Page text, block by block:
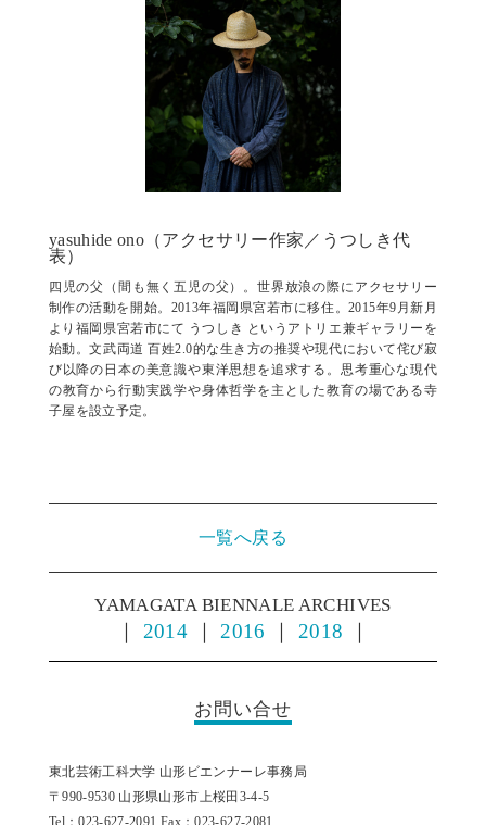
yasuhide ono（アクセサリー作家／うつしき代
表）
四児の父（間も無く五児の父）。世界放浪の際にアクセサリー
制作の活動を開始。2013年福岡県宮若市に移住。2015年9月新月
より福岡県宮若市にて うつしき というアトリエ兼ギャラリーを
始動。文武両道 百姓2.0的な生き方の推奨や現代において侘び寂
び以降の日本の美意識や東洋思想を追求する。思考重心な現代
の教育から行動実践学や身体哲学を主とした教育の場である寺
子屋を設立予定。
一覧へ戻る
YAMAGATA BIENNALE ARCHIVES
2014 2016 2018
お問い合せ
東北芸術工科大学 山形ビエンナーレ事務局
〒990-9530 山形県山形市上桜田3-4-5